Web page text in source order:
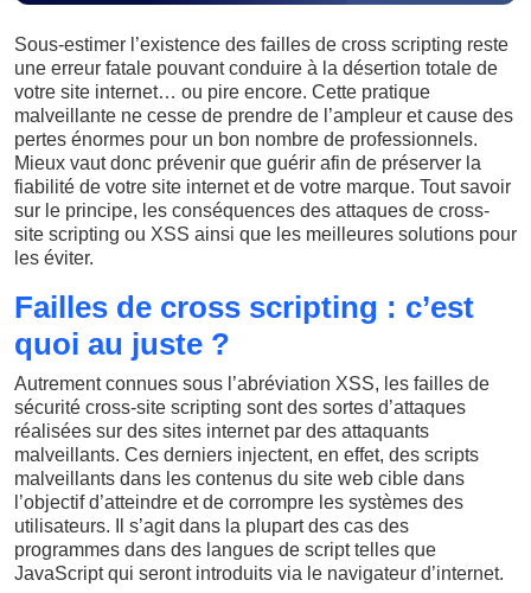
Sous-estimer l’existence des failles de cross scripting reste
une erreur fatale pouvant conduire à la désertion totale de
votre site internet… ou pire encore. Cette pratique
malveillante ne cesse de prendre de l’ampleur et cause des
pertes énormes pour un bon nombre de professionnels.
Mieux vaut donc prévenir que guérir afin de préserver la
fiabilité de votre site internet et de votre marque. Tout savoir
sur le principe, les conséquences des attaques de cross-
site scripting ou XSS ainsi que les meilleures solutions pour
les éviter.
Failles de cross scripting : c’est
quoi au juste ?
Autrement connues sous l’abréviation XSS, les failles de
sécurité cross-site scripting sont des sortes d’attaques
réalisées sur des sites internet par des attaquants
malveillants. Ces derniers injectent, en effet, des scripts
malveillants dans les contenus du site web cible dans
l’objectif d’atteindre et de corrompre les systèmes des
utilisateurs. Il s’agit dans la plupart des cas des
programmes dans des langues de script telles que
JavaScript qui seront introduits via le navigateur d’internet.